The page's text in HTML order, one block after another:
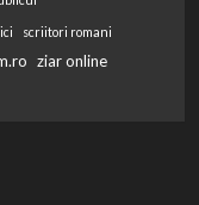
scriitori romani
ziar online